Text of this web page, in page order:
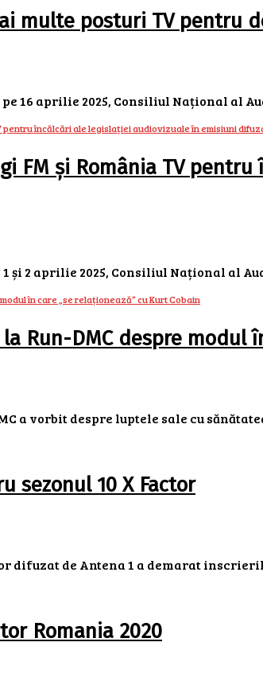
multe posturi TV pentru
16 aprilie 2025, Consiliul Național al
FM și România TV
și 2 aprilie 2025, Consiliul Național al
Run-DMC despre modul
a vorbit despre luptele sale cu
sezonul 10 X Factor
difuzat de Antena 1 a demarat
Romania 2020